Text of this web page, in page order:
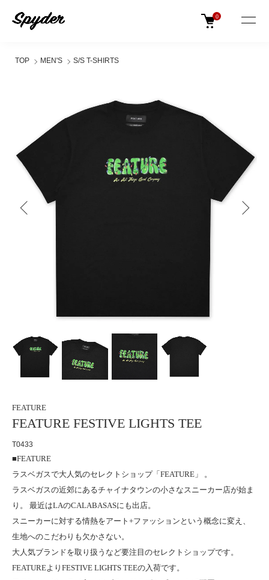
0
TOP MEN'S S/S T-SHIRTS
FEATURE
FEATURE FESTIVE LIGHTS TEE
T0433
■FEATURE
ラスベガスで大人気のセレクトショップ「FEATURE」 。
ラスベガスの近郊にあるチャイナタウンの小さなスニーカー店が始ま
り。 最近はLAのCALABASASにも出店。
スニーカーに対する情熱をアート+ファッションという概念に変え、
生地へのこだわりも欠かさない。
大人気ブランドを取り扱うなど要注目のセレクトショップです。
FEATUREよりFESTIVE LIGHTS TEEの入荷です。